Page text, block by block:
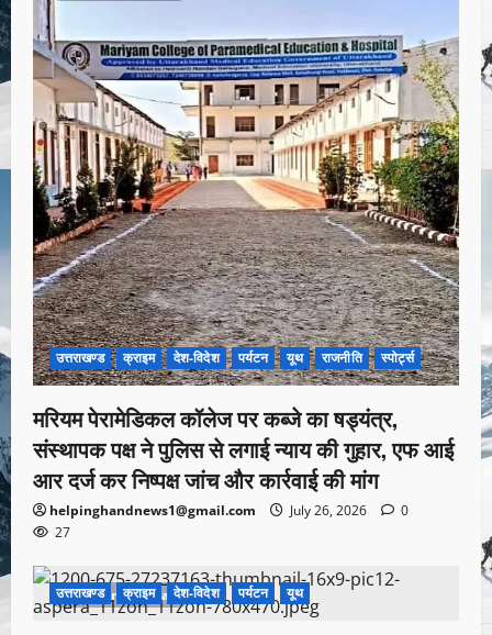
उत्तराखण्ड क्राइम देश-विदेश पर्यटन यूथ राजनीति स्पोर्ट्स
मरियम पेरामेडिकल कॉलेज पर कब्जे का षड्यंत्र,
संस्थापक पक्ष ने पुलिस से लगाई न्याय की गुहार, एफ आई
आर दर्ज कर निष्पक्ष जांच और कार्रवाई की मांग
helpinghandnews1@gmail.com July 26, 2026
0
27
1 minute read
उत्तराखण्ड क्राइम देश-विदेश पर्यटन यूथ